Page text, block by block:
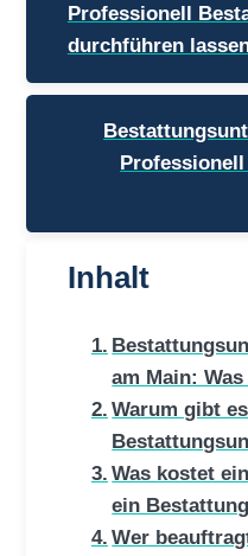
Professionell
durchführen
Inhalt
am Main:
Warum gibt es
Was kostet
ein
Wer